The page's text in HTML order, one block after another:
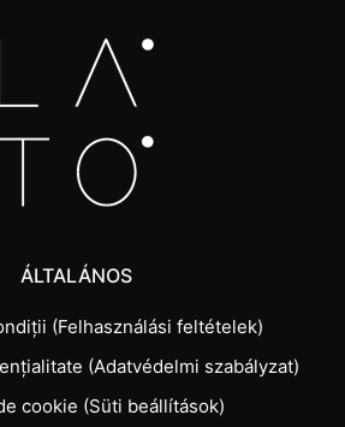
ÁLTALÁNOS
(Felhasználási feltételek)
(Adatvédelmi szabályzat)
cookie (Süti beállítások)